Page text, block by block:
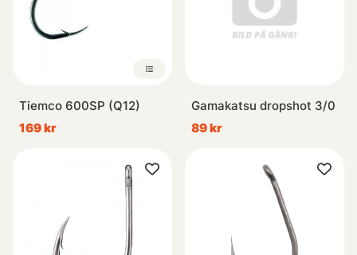
Tiemco 600SP (Q12)
169 kr
Gamakatsu dropshot 3/0
89 kr